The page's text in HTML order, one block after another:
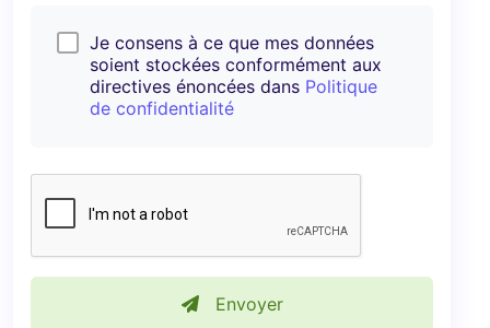
Je consens à ce que mes données
soient stockées conformément aux
directives énoncées dans Politique
de confidentialité
Envoyer